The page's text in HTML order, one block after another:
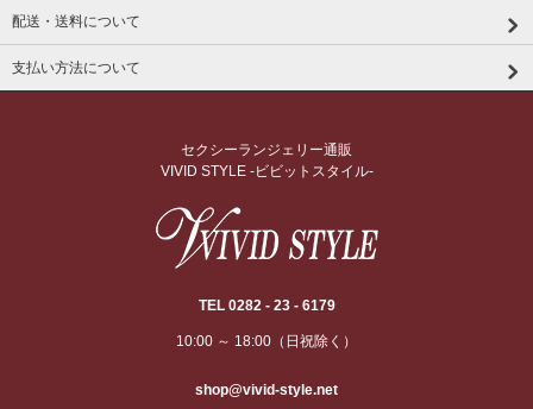
配送・送料について
支払い方法について
セクシーランジェリー通販
VIVID STYLE -ビビットスタイル-
TEL 0282 - 23 - 6179
10:00 ～ 18:00（日祝除く）
shop@vivid-style.net